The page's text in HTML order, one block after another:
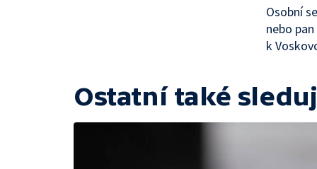
Osobní
nebo
k
Ostatní také